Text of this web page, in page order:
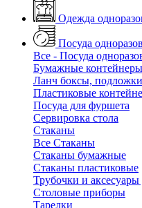
Одежда
Посуда
Все - Посуда
Бумажные
Ланч боксы, подложки
Пластиковые
Посуда для фуршета
Сервировка стола
Стаканы
Все Стаканы
Стаканы бумажные
Стаканы пластиковые
Трубочки и аксесуары
Столовые приборы
Тарелки